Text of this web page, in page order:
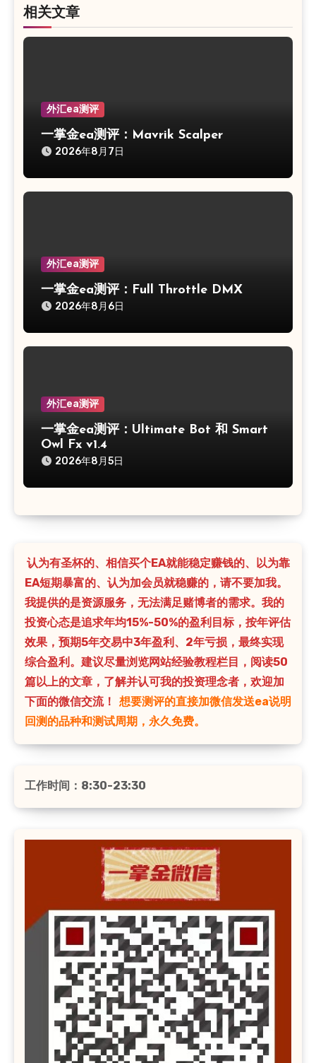
相关文章
外汇ea测评
一掌金ea测评：Mavrik Scalper
2026年8月7日
外汇ea测评
一掌金ea测评：Full Throttle DMX
2026年8月6日
外汇ea测评
一掌金ea测评：Ultimate Bot 和 Smart
Owl Fx v1.4
2026年8月5日
认为有圣杯的、相信买个EA就能稳定赚钱的、以为靠
EA短期暴富的、认为加会员就稳赚的，请不要加我。
我提供的是资源服务，无法满足赌博者的需求。我的
投资心态是追求年均15%-50%的盈利目标，按年评估
效果，预期5年交易中3年盈利、2年亏损，最终实现
综合盈利。建议尽量浏览网站经验教程栏目，阅读50
篇以上的文章，了解并认可我的投资理念者，欢迎加
下面的微信交流！
想要测评的直接加微信发送ea说明
回测的品种和测试周期，永久免费。
工作时间：8:30-23:30